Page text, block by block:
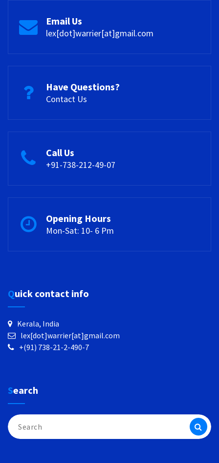
Email Us
lex[dot]warrier[at]gmail.com
Have Questions?
Contact Us
Call Us
+91-738-212-49-07
Opening Hours
Mon-Sat: 10- 6 Pm
Quick contact info
Kerala, India
lex[dot]warrier[at]gmail.com
+(91) 738-21-2-490-7
Search
Search
for: